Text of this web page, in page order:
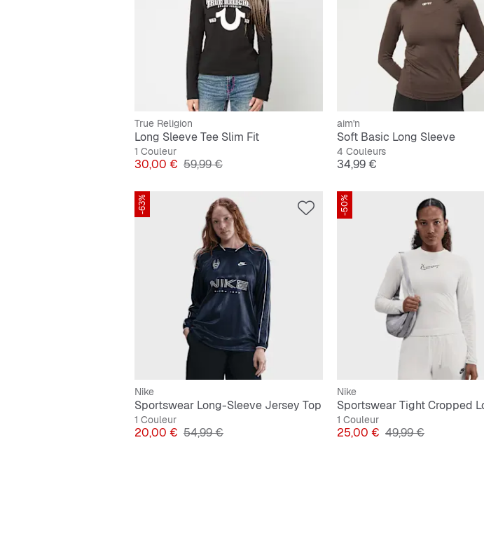
True Religion
Long Sleeve Tee Slim Fit
1 Couleur
Prix
30,00 € Prix original
59,99 €
aim'n
Soft Basic Long Sleeve
4 Couleurs
Prix
34,99 €
-63%
Nike
Sportswear Long-Sleeve Jersey Top
1 Couleur
Prix
20,00 € Prix original
54,99 €
-50%
Nike
1 Couleur
Prix
25,00 € Prix original
49,99 €